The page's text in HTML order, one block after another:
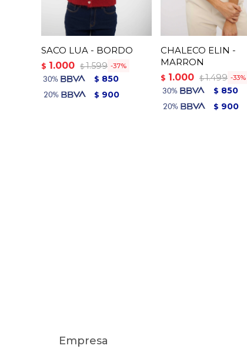
SACO LUA - BORDO
$ 1.000 $ 1.599 37
$ 850
$ 900
CHALECO ELIN -
MARRON
$ 1.000 $ 1.499 33
$ 850
$ 900
Empresa